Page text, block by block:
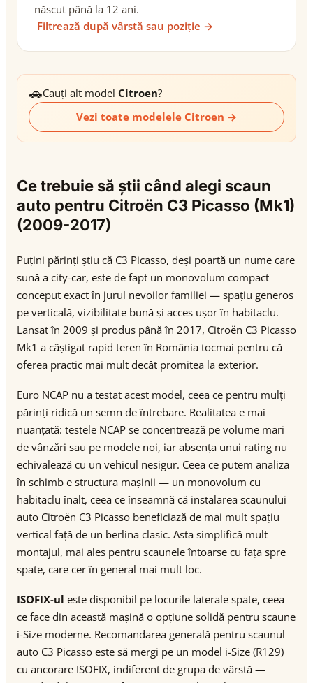
născut până la 12 ani.
Filtrează după vârstă sau poziție →
🚗Cauți alt model Citroen?
Vezi toate modelele Citroen →
Ce trebuie să știi când alegi scaun
auto pentru Citroën C3 Picasso (Mk1)
(2009-2017)
Puțini părinți știu că C3 Picasso, deși poartă un nume care
sună a city-car, este de fapt un monovolum compact
conceput exact în jurul nevoilor familiei — spațiu generos
pe verticală, vizibilitate bună și acces ușor în habitaclu.
Lansat în 2009 și produs până în 2017, Citroën C3 Picasso
Mk1 a câștigat rapid teren în România tocmai pentru că
oferea practic mai mult decât promitea la exterior.
Euro NCAP nu a testat acest model, ceea ce pentru mulți
părinți ridică un semn de întrebare. Realitatea e mai
nuanțată: testele NCAP se concentrează pe volume mari
de vânzări sau pe modele noi, iar absența unui rating nu
echivalează cu un vehicul nesigur. Ceea ce putem analiza
în schimb e structura mașinii — un monovolum cu
habitaclu înalt, ceea ce înseamnă că instalarea scaunului
auto Citroën C3 Picasso beneficiază de mai mult spațiu
vertical față de un berlina clasic. Asta simplifică mult
montajul, mai ales pentru scaunele întoarse cu fața spre
spate, care cer în general mai mult loc.
ISOFIX-ul este disponibil pe locurile laterale spate, ceea
ce face din această mașină o opțiune solidă pentru scaune
i-Size moderne. Recomandarea generală pentru scaunul
auto C3 Picasso este să mergi pe un model i-Size (R129)
cu ancorare ISOFIX, indiferent de grupa de vârstă —